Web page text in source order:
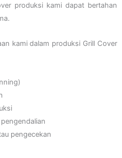
produksi kami dapat bertahan
kami dalam produksi Grill Cover
pengecekan